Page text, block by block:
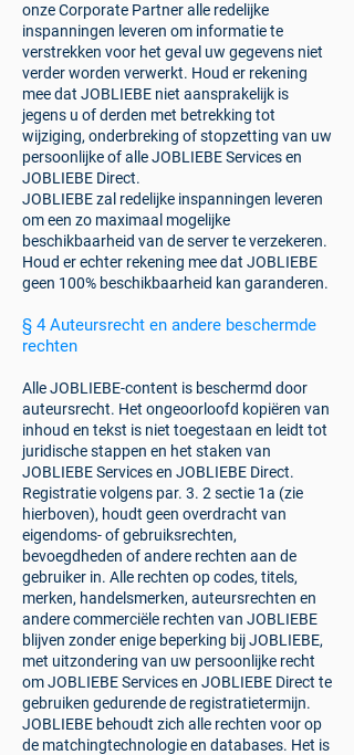
onze Corporate Partner alle redelijke
inspanningen leveren om informatie te
verstrekken voor het geval uw gegevens niet
verder worden verwerkt. Houd er rekening
mee dat JOBLIEBE niet aansprakelijk is
jegens u of derden met betrekking tot
wijziging, onderbreking of stopzetting van uw
persoonlijke of alle JOBLIEBE Services en
JOBLIEBE Direct.
JOBLIEBE zal redelijke inspanningen leveren
om een zo maximaal mogelijke
beschikbaarheid van de server te verzekeren.
Houd er echter rekening mee dat JOBLIEBE
geen 100% beschikbaarheid kan garanderen.
§ 4 Auteursrecht en andere beschermde
rechten
Alle JOBLIEBE-content is beschermd door
auteursrecht. Het ongeoorloofd kopiëren van
inhoud en tekst is niet toegestaan en leidt tot
juridische stappen en het staken van
JOBLIEBE Services en JOBLIEBE Direct.
Registratie volgens par. 3. 2 sectie 1a (zie
hierboven), houdt geen overdracht van
eigendoms- of gebruiksrechten,
bevoegdheden of andere rechten aan de
gebruiker in. Alle rechten op codes, titels,
merken, handelsmerken, auteursrechten en
andere commerciële rechten van JOBLIEBE
blijven zonder enige beperking bij JOBLIEBE,
met uitzondering van uw persoonlijke recht
om JOBLIEBE Services en JOBLIEBE Direct te
gebruiken gedurende de registratietermijn.
JOBLIEBE behoudt zich alle rechten voor op
de matchingtechnologie en databases. Het is